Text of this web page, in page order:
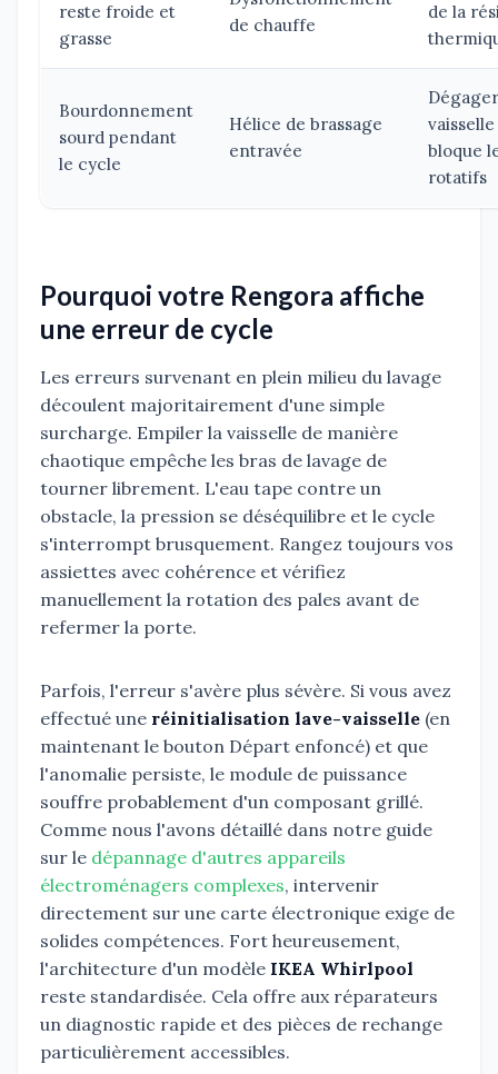
reste froide et
grasse
de chauffe
de la
Bourdonnement
sourd pendant
le cycle
Hélice de brassage
entravée
bloque
rotatifs
Pourquoi votre Rengora affiche
une erreur de cycle
Les erreurs survenant en plein milieu du lavage
découlent majoritairement d'une simple
surcharge. Empiler la vaisselle de manière
chaotique empêche les bras de lavage de
tourner librement. L'eau tape contre un
obstacle, la pression se déséquilibre et le cycle
s'interrompt brusquement. Rangez toujours vos
assiettes avec cohérence et vérifiez
manuellement la rotation des pales avant de
refermer la porte.
Parfois, l'erreur s'avère plus sévère. Si vous avez
effectué une réinitialisation lave-vaisselle (en
maintenant le bouton Départ enfoncé) et que
l'anomalie persiste, le module de puissance
souffre probablement d'un composant grillé.
Comme nous l'avons détaillé dans notre guide
sur le dépannage d'autres appareils
électroménagers complexes, intervenir
directement sur une carte électronique exige de
solides compétences. Fort heureusement,
l'architecture d'un modèle IKEA Whirlpool
reste standardisée. Cela offre aux réparateurs
un diagnostic rapide et des pièces de rechange
particulièrement accessibles.